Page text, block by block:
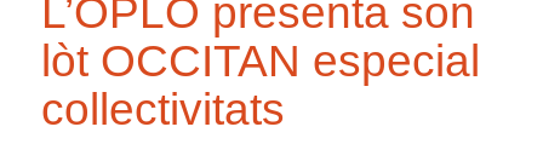
L’OPLO presenta son
lòt OCCITAN especial
collectivitats